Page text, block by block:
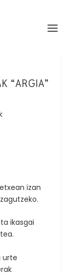
“ARGIA”
izan
ikasgai
urte